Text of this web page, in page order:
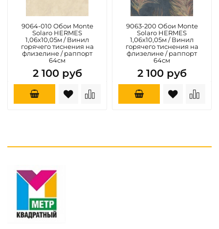
9064-010 Обои Monte
Solaro HERMES
1,06х10,05м / Винил
горячего тиснения на
флизелине / раппорт
64см
2 100 руб
9063-200 Обои Monte
Solaro HERMES
1,06х10,05м / Винил
горячего тиснения на
флизелине / раппорт
64см
2 100 руб